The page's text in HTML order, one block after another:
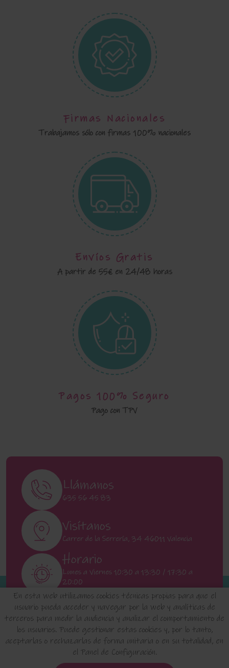
Firmas Nacionales
Trabajamos sólo con firmas 100% nacionales
Envíos Gratis
A partir de 55€ en 24/48 horas
Pagos 100% Seguro
Pago con TPV
En esta web utilizamos cookies técnicas propias para que el
usuario pueda acceder y navegar por la web y analíticas de
terceros para medir la audiencia y analizar el comportamiento de
los usuarios. Puede gestionar estas cookies y, por lo tanto,
aceptarlas o rechazarlas de forma unitaria o en su totalidad, en
el Panel de Configuración.
Llámanos
635 56 45 83
Visítanos
Carrer de la Serrería, 34 46011 Valencia
Horario
Lunes a Viernes 10:30 a 13:30 / 17:30 a
20:00
Sábados 11:00 a 13:00
INICIO QUIENES SOMOS FAQ'S
Política de Privacidad de Datos